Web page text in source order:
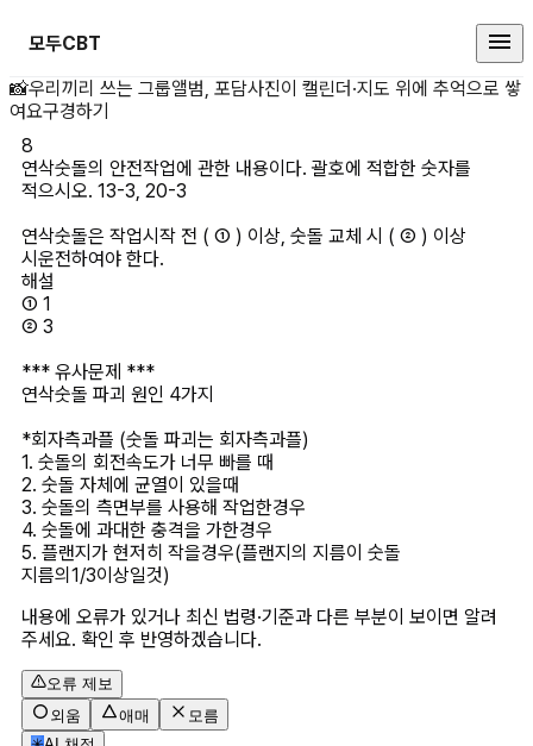
모두CBT
연삭숫돌의 안전작업에 관한 내
📸우리끼리 쓰는 그룹앨범, 포담사진이 캘린더·지도 위에 추억으로 쌓
여요구경하기
8
연삭숫돌의 안전작업에 관한 내용이다. 괄호에 적합한 숫자를
적으시오. 13-3, 20-3
연삭숫돌은 작업시작 전 ( ① ) 이상, 숫돌 교체 시 ( ② ) 이상
시운전하여야 한다.
해설
① 1
② 3
*** 유사문제 ***
연삭숫돌 파괴 원인 4가지
*회자측과플 (숫돌 파괴는 회자측과플)
1. 숫돌의 회전속도가 너무 빠를 때
2. 숫돌 자체에 균열이 있을때
3. 숫돌의 측면부를 사용해 작업한경우
4. 숫돌에 과대한 충격을 가한경우
5. 플랜지가 현저히 작을경우(플랜지의 지름이 숫돌
지름의1/3이상일것)
내용에 오류가 있거나 최신 법령·기준과 다른 부분이 보이면 알려
주세요. 확인 후 반영하겠습니다.
오류 제보
외움
애매
모름